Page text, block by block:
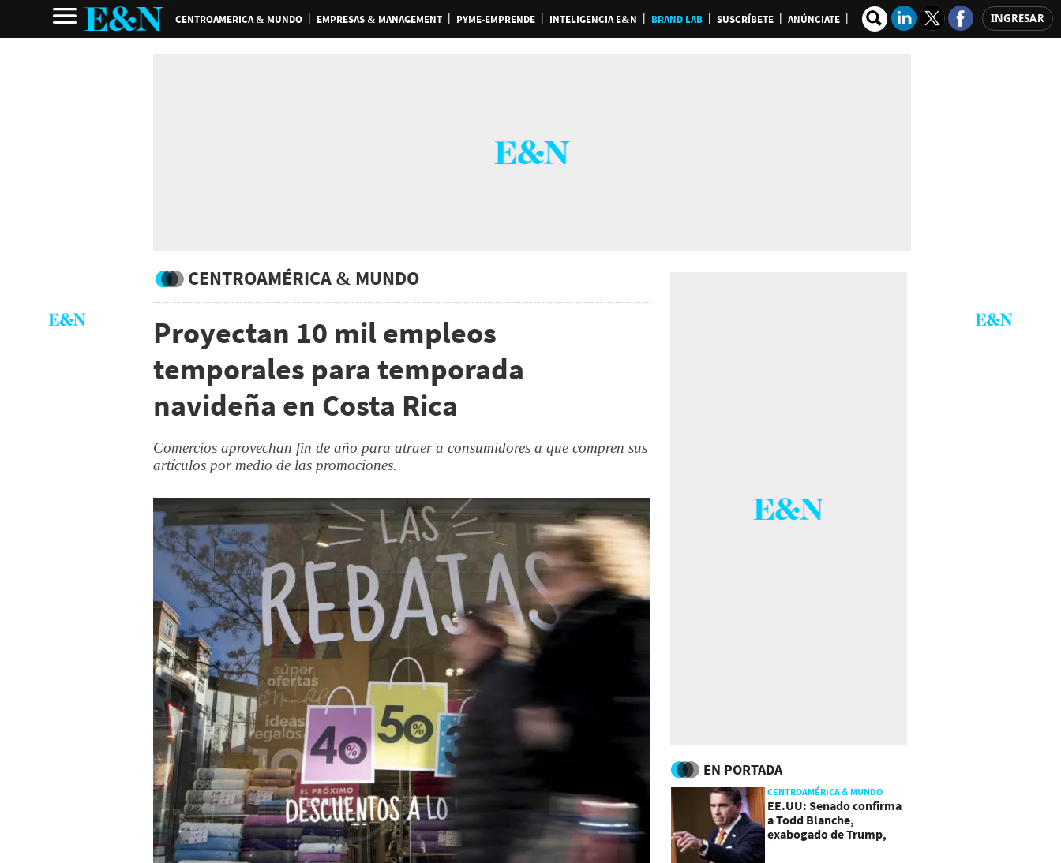
CENTROAMERICA & MUNDO EMPRESAS & MANAGEMENT PYME-EMPRENDE INTELIGENCIA E&N BRAND LAB SUSCRÍBETE ANÚNCIATE INGRESAR
CENTROAMÉRICA & MUNDO
Proyectan 10 mil empleos
temporales para temporada
navideña en Costa Rica
Comercios aprovechan fin de año para atraer a consumidores a que compren sus
artículos por medio de las promociones.
EN PORTADA
CENTROAMÉRICA & MUNDO
EE.UU: Senado confirma
a Todd Blanche,
exabogado de Trump,